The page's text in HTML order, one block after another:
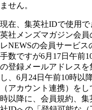
ません。
現在、集英社IDで使用
英社メンズマガジン会
レNEWSの会員サービ
手数ですが6月17日午前
の登録メールアドレス
し、6月24日午前10時以
（アカウント連携）を
時以降に、会員規約、